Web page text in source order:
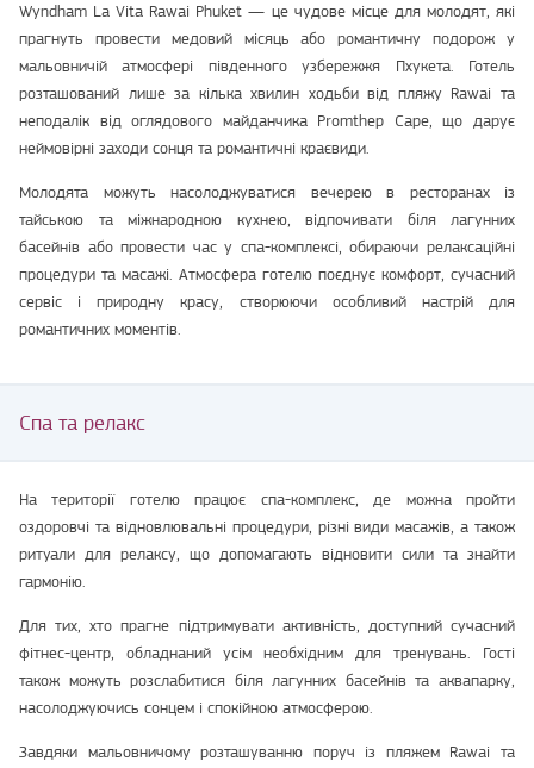
Wyndham La Vita Rawai Phuket — це чудове місце для молодят, які
прагнуть провести медовий місяць або романтичну подорож у
мальовничій атмосфері південного узбережжя Пхукета. Готель
розташований лише за кілька хвилин ходьби від пляжу Rawai та
неподалік від оглядового майданчика Promthep Cape, що дарує
неймовірні заходи сонця та романтичні краєвиди.
Молодята можуть насолоджуватися вечерею в ресторанах із
тайською та міжнародною кухнею, відпочивати біля лагунних
басейнів або провести час у спа-комплексі, обираючи релаксаційні
процедури та масажі. Атмосфера готелю поєднує комфорт, сучасний
сервіс і природну красу, створюючи особливий настрій для
романтичних моментів.
Спа та релакс
На території готелю працює спа-комплекс, де можна пройти
оздоровчі та відновлювальні процедури, різні види масажів, а також
ритуали для релаксу, що допомагають відновити сили та знайти
гармонію.
Для тих, хто прагне підтримувати активність, доступний сучасний
фітнес-центр, обладнаний усім необхідним для тренувань. Гості
також можуть розслабитися біля лагунних басейнів та аквапарку,
насолоджуючись сонцем і спокійною атмосферою.
Завдяки мальовничому розташуванню поруч із пляжем Rawai та